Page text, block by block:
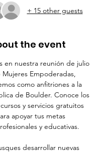
+ 15 other guests
the event
en nuestra reunión de julio
Empoderadas,
como anfitriones a la
de Boulder. Conoce los
y servicios gratuitos
apoyar tus metas
y educativas.
desarrollar nuevas